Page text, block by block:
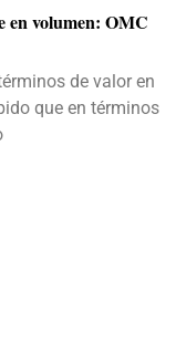
en volumen: OMC
de valor en
que en términos